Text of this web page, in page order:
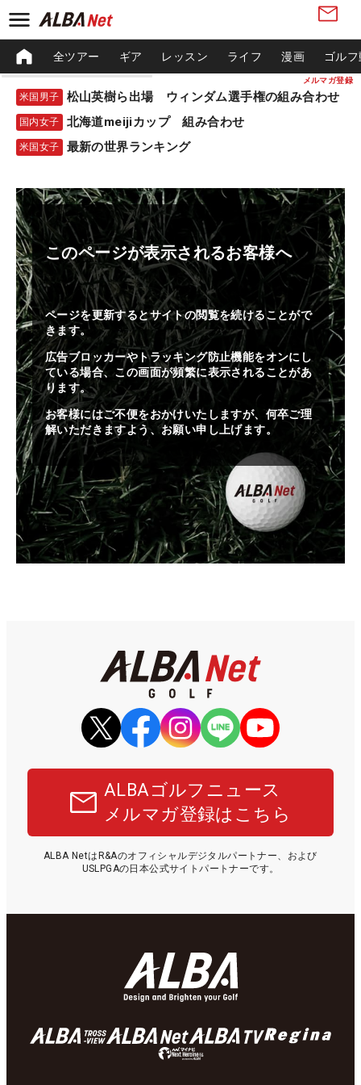
メルマガ登録
全ツアー ギア レッスン ライフ 漫画 ゴル
米国男子 松山英樹ら出場 ウィンダム選手権の組み合わせ
国内女子 北海道meijiカップ 組み合わせ
米国女子 最新の世界ランキング
このページが表示されるお客様へ
ページを更新するとサイトの閲覧を続けることがで
きます。
広告ブロッカーやトラッキング防止機能をオンにし
ている場合、この画面が頻繁に表示されることがあ
ります。
お客様にはご不便をおかけいたしますが、何卒ご理
解いただきますよう、お願い申し上げます。
ALBAゴルフニュース
メルマガ登録はこちら
ALBA NetはR&Aのオフィシャルデジタルパートナー、および
USLPGAの日本公式サイトパートナーです。